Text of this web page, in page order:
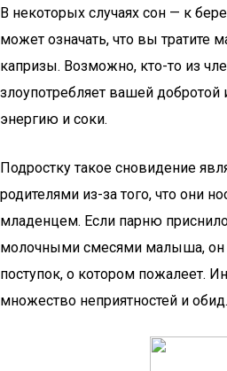
В некоторых случаях сон — к
может означать, что вы тратите
капризы. Возможно, кто-то из
злоупотребляет вашей
энергию и соки.
Подростку такое сновидение
родителями из-за того, что они
младенцем. Если парню
молочными смесями малыша, он
поступок, о котором пожалеет.
множество неприятностей и обид.